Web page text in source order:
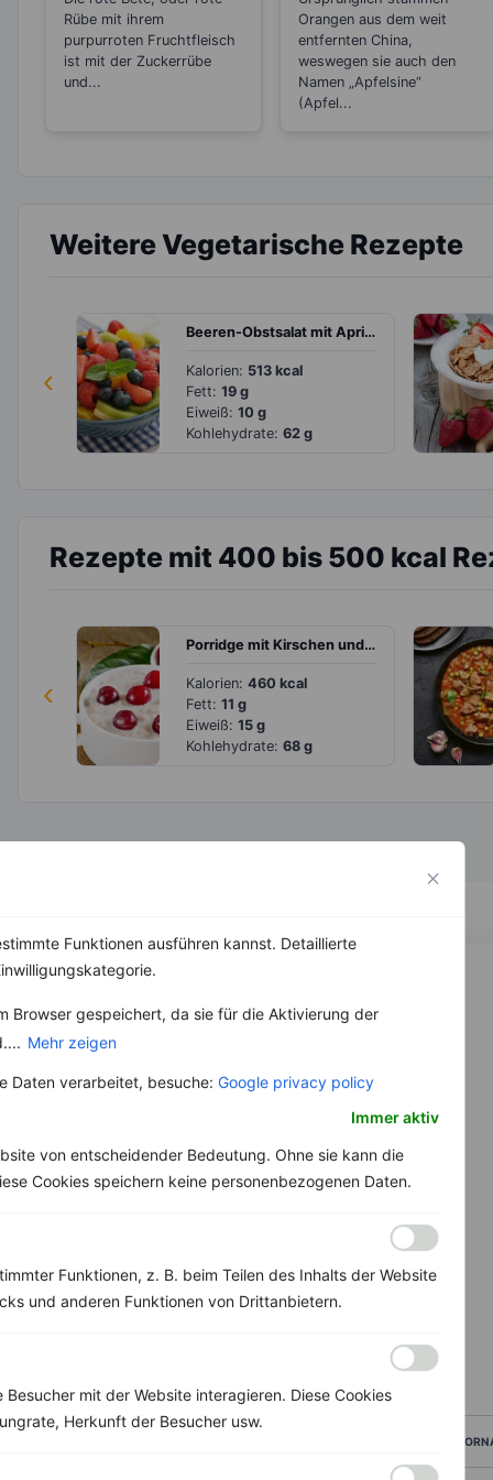
Funktionen ausführen kannst. Detaillierte
Browser gespeichert, da sie für die Aktivierung der
Mehr zeigen
Daten verarbeitet, besuche: Google privacy policy
Immer aktiv
von entscheidender Bedeutung. Ohne sie kann die
Cookies speichern keine personenbezogenen Daten.
Funktionen, z. B. beim Teilen des Inhalts der Website
und anderen Funktionen von Drittanbietern.
mit der Website interagieren. Diese Cookies
Herkunft der Besucher usw.
Rübe mit ihrem
purpurroten Fruchtfleisch
ist mit der Zuckerrübe
und...
Jahreszeit
Orangen aus dem weit
entfernten China,
weswegen sie auch den
Namen „Apfelsine“
(Apfel...
Weitere Vegetarische Rezepte
‹
Beeren-Obstsalat mit Aprikose, Kiwi und Orange
Kalorien: 513 kcal
Fett: 19 g
Eiweiß: 10 g
Kohlehydrate: 62 g
Rezepte mit 400 bis 500 kcal
‹
Porridge mit Kirschen und Bananen
Kalorien: 460 kcal
Fett: 11 g
Eiweiß: 15 g
Kohlehydrate: 68 g